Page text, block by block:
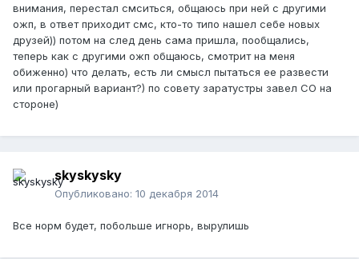
внимания, перестал смситься, общаюсь при ней с другими
ожп, в ответ приходит смс, кто-то типо нашел себе новых
друзей)) потом на след день сама пришла, пообщались,
теперь как с другими ожп общаюсь, смотрит на меня
обиженно) что делать, есть ли смысл пытаться ее развести
или прогарный вариант?) по совету заратустры завел СО на
стороне)
skyskysky
Опубликовано: 10 декабря 2014
Все норм будет, побольше игнорь, вырулишь